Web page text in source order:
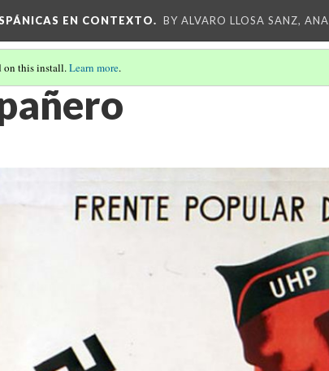
EN CONTEXTO. BY ALVARO LLOSA SANZ,
on this install.Learn more.